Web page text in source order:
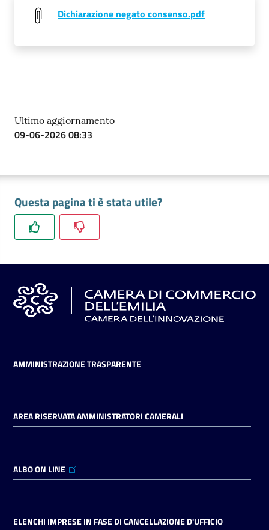
Dichiarazione negato consenso.pdf
Ultimo aggiornamento
09-06-2026 08:33
Questa pagina ti è stata utile?
AMMINISTRAZIONE TRASPARENTE
AREA RISERVATA AMMINISTRATORI CAMERALI
ALBO ON LINE
ELENCHI IMPRESE IN FASE DI CANCELLAZIONE D'UFFICIO